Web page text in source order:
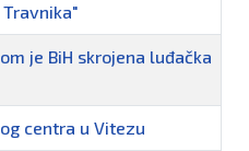
je BiH skrojena luđačka
centra u Vitezu